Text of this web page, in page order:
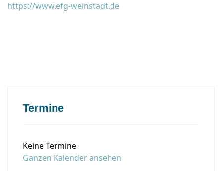
https://www.efg-weinstadt.de
Termine
Keine Termine
Ganzen Kalender ansehen